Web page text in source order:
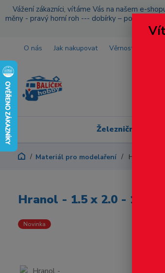
Vážení zákazníci, vítáme Vás na našem e-
měny - pravý horní roh --- dobírky – pokud si z
O nás Jak nakupovat Věrnostní program
Železniční
Materiál pro modelaření Hranol -
Hranol - 1.5 x 2.0 - 15ks
Novinka